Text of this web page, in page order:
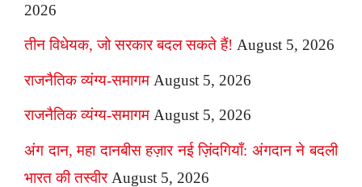
2026
तीन विधेयक, जो सरकार बदल सकते हैं! August 5, 2026
राजनैतिक व्यंग्य-समागम August 5, 2026
राजनैतिक व्यंग्य-समागम August 5, 2026
अंग दान, महा दानबीस हज़ार नई ज़िंदगियाँ: अंगदान ने बदली
भारत की तस्वीर August 5, 2026